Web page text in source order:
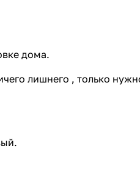
дома.
лишнего , только